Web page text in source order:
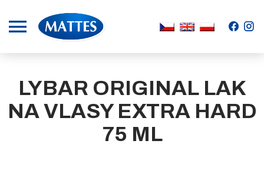
LYBAR ORIGINAL LAK
NA VLASY EXTRA HARD
75 ML